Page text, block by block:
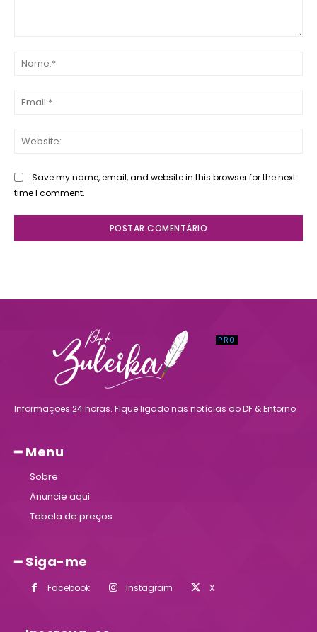
Save my name, email, and website in this browser for the next
time I comment.
Informações 24 horas. Fique ligado nas notícias do DF & Entorno
━ Menu
Sobre
Anuncie aqui
Tabela de preços
━ Siga-me
Facebook Instagram X